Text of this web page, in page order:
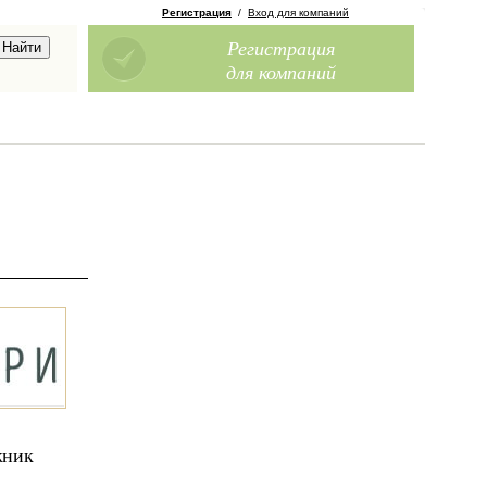
Регистрация / Вход для компаний
Регистрация
для компаний